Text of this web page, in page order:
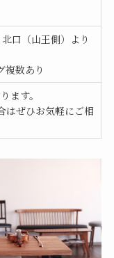
口（山王側）より
複数あり
ます。
はぜひお気軽にご相